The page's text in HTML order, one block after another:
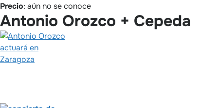
Precio: aún no se conoce
Antonio Orozco + Cepeda